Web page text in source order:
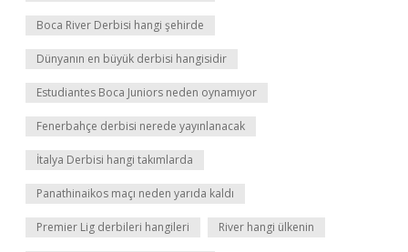
Boca River Derbisi hangi şehirde
Dünyanın en büyük derbisi hangisidir
Estudiantes Boca Juniors neden oynamıyor
Fenerbahçe derbisi nerede yayınlanacak
İtalya Derbisi hangi takımlarda
Panathinaikos maçı neden yarıda kaldı
Premier Lig derbileri hangileri River hangi ülkenin